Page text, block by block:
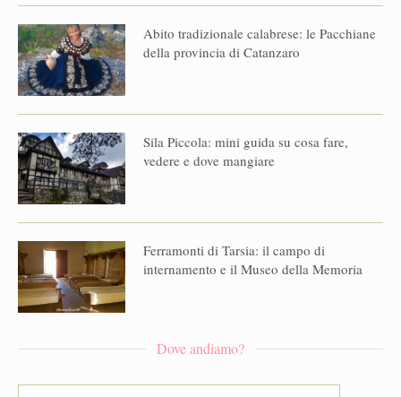
Abito tradizionale calabrese: le Pacchiane
della provincia di Catanzaro
Sila Piccola: mini guida su cosa fare,
vedere e dove mangiare
Ferramonti di Tarsia: il campo di
internamento e il Museo della Memoria
Dove andiamo?